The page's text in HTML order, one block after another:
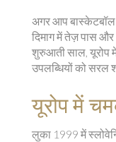
अगर आप बास्केटबॉल
दिमाग में तेज़ पास
शुरुआती साल,
उपलब्धियों को सरल
यूरोप में
लुका 1999 में